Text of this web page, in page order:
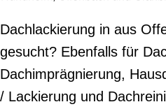
Dachlackierung in aus
gesucht? Ebenfalls für
Dachimprägnierung,
/ Lackierung und